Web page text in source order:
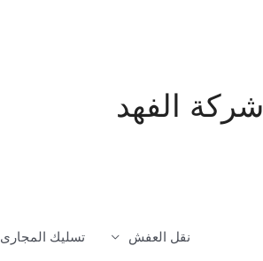
شركة الفهد
نقل العفش تسليك المجارى